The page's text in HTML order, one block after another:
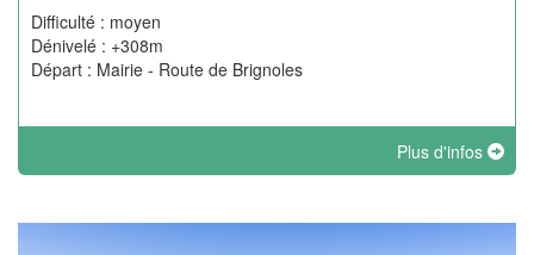
Difficulté : moyen
Dénivelé : +308m
Départ : Mairie - Route de Brignoles
Plus d'infos